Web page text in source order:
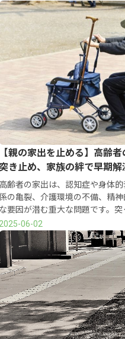
【親の家出を止める】高齢
き止め、家族の絆で早期解
高齢者の家出は、認知症や身体
の亀裂、介護環境の不備、精
な要因が潜む重大な問題です。
2025-06-02